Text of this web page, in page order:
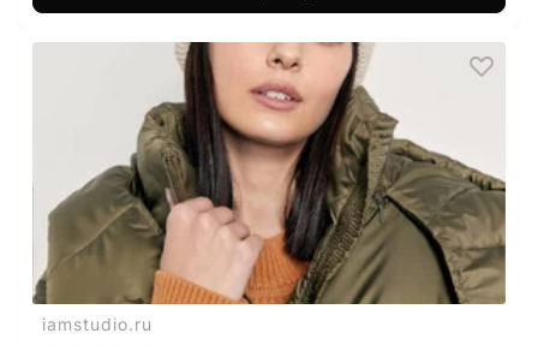
iamstudio.ru